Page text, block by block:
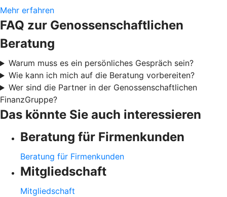
Mehr erfahren
FAQ zur Genossenschaftlichen
Beratung
Warum muss es ein persönliches Gespräch sein?
Wie kann ich mich auf die Beratung vorbereiten?
Wer sind die Partner in der Genossenschaftlichen
FinanzGruppe?
Das könnte Sie auch interessieren
Beratung für Firmenkunden
Beratung für Firmenkunden
Mitgliedschaft
Mitgliedschaft